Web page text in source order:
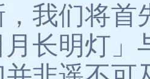
我们将首
长明灯」